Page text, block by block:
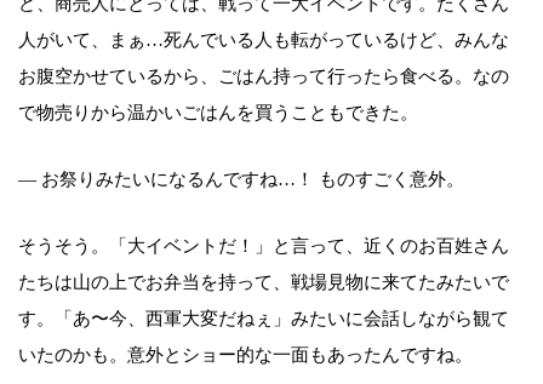
人がいて、まぁ…死んでいる人も転がっているけど、みんな
お腹空かせているから、ごはん持って行ったら食べる。なの
で物売りから温かいごはんを買うこともできた。
― お祭りみたいになるんですね…！ ものすごく意外。
そうそう。「大イベントだ！」と言って、近くのお百姓さん
たちは山の上でお弁当を持って、戦場見物に来てたみたいで
す。「あ〜今、西軍大変だねぇ」みたいに会話しながら観て
いたのかも。意外とショー的な一面もあったんですね。